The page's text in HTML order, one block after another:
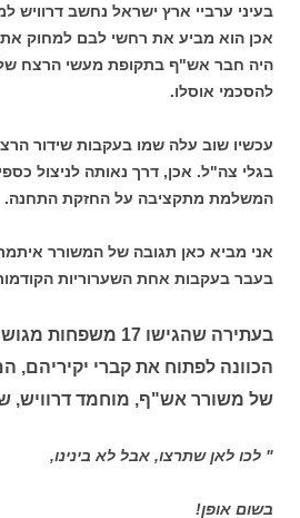
בעיני ערביי ארץ ישראל נחשב דרוויש
אכן הוא מביע את רחשי לבם למחוק
היה חבר אש"ף בתקופת מעשי הרצח של
להסכמי אוסלו.
עכשיו שוב עלה שמו בעקבות שידור
בגלי צה"ל. אכן, דרך נאותה לניצול
המשלמת מתקציבה על החזקת התחנה.
אני מביא כאן תגובה של המשורר
בעבר בעקבות אחת השערוריות
בעתירה שהגישו 17
הכוונה לפתוח את קברי יקיריהם,
של משורר אש"ף, מוחמד דרוויש,
" לכו לאן שתרצו, אבל לא בינינו,
בשום אופן!